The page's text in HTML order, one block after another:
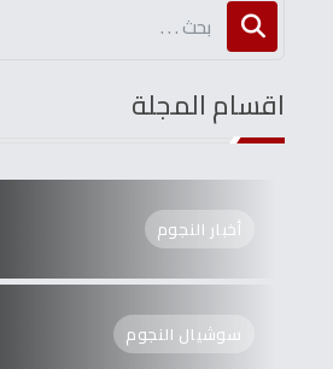
اقسام المجلة
أخبار النجوم
سوشيال النجوم